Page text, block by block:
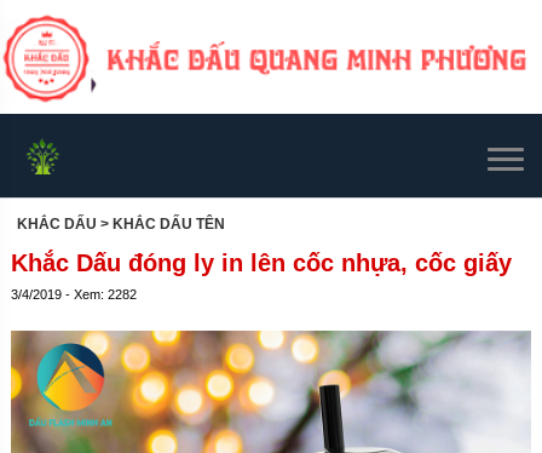
KHẮC DẤU > KHẮC DẤU TÊN
Khắc Dấu đóng ly in lên cốc nhựa, cốc giấy
3/4/2019 - Xem: 2282